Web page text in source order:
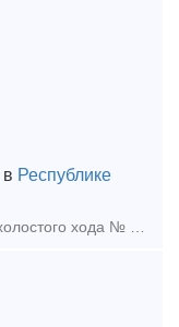
в Республике
ООО «Кортдеталь» продает клапаны холостого хода № 545 (545.000), Клапаны предохранительные Э-216 (2-2), клапаны обратные №526. Свежий год выпуска. Цена с НДС. Организуем доставку из Ижевска.